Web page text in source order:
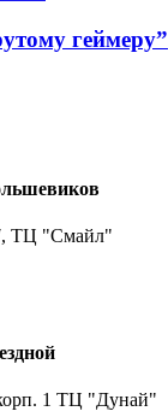
геймеру”
ТЦ "Смайл"
1 ТЦ "Дунай"